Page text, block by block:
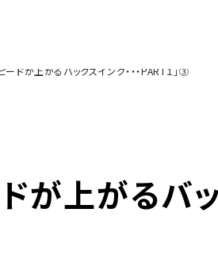
ードが上がるバックスイング・・・PART１」③
が上がるバッ